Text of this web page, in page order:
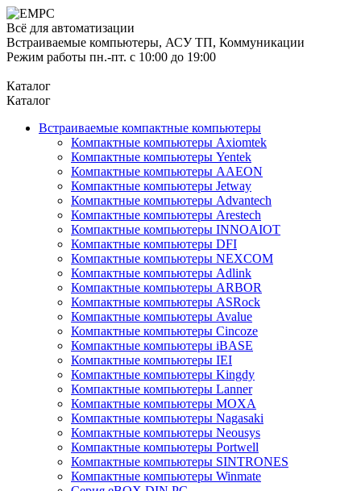
Всё для автоматизации
Встраиваемые компьютеры, АСУ ТП, Коммуникации
Режим работы пн.-пт. с 10:00 до 19:00
Каталог
Каталог
Встраиваемые компактные компьютеры
Компактные компьютеры Axiomtek
Компактные компьютеры Yentek
Компактные компьютеры AAEON
Компактные компьютеры Jetway
Компактные компьютеры Advantech
Компактные компьютеры Arestech
Компактные компьютеры INNOAIOT
Компактные компьютеры DFI
Компактные компьютеры NEXCOM
Компактные компьютеры Adlink
Компактные компьютеры ARBOR
Компактные компьютеры ASRock
Компактные компьютеры Avalue
Компактные компьютеры Cincoze
Компактные компьютеры iBASE
Компактные компьютеры IEI
Компактные компьютеры Kingdy
Компактные компьютеры Lanner
Компактные компьютеры MOXA
Компактные компьютеры Nagasaki
Компактные компьютеры Neousys
Компактные компьютеры Portwell
Компактные компьютеры SINTRONES
Компактные компьютеры Winmate